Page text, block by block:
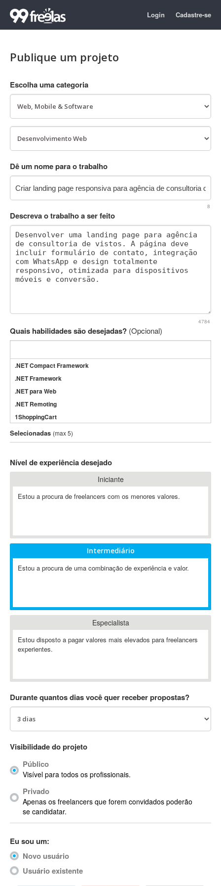
Login Cadastre-se
Publique um projeto
Escolha uma categoria
Dê um nome para o trabalho
8
Descreva o trabalho a ser feito
4784
Quais habilidades são desejadas? (Opcional)
.NET Compact Framework
.NET Framework
.NET para Web
.NET Remoting
1ShoppingCart
3DS Max
3GSM
802.11
A-GPS
ABAP
Abaqus
ABBYY FineReader
Ableton
Ableton Push
Abstract
AC3
ACID Pro
ACPI
Acrobat
Acrobat X
Acronis
ACT
Actimize
ActionScript
ActionScript 3
Selecionadas (max 5)
Nível de experiência desejado
Iniciante
Estou a procura de freelancers com os menores valores.
Intermediário
Estou a procura de uma combinação de experiência e valor.
Especialista
Estou disposto a pagar valores mais elevados para freelancers
experientes.
Durante quantos dias você quer receber propostas?
Visibilidade do projeto
Público
Visível para todos os profissionais.
Privado
Apenas os freelancers que forem convidados poderão
se candidatar.
Eu sou um:
Novo usuário
Usuário existente